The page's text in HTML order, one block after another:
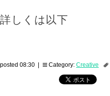
詳しくは以下
posted 08:30 | Category: Creative